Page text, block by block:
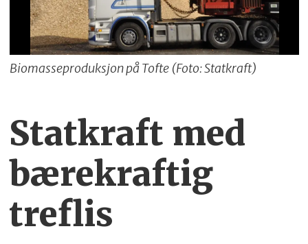
Biomasseproduksjon på Tofte (Foto: Statkraft)
Statkraft med
bærekraftig
treflis